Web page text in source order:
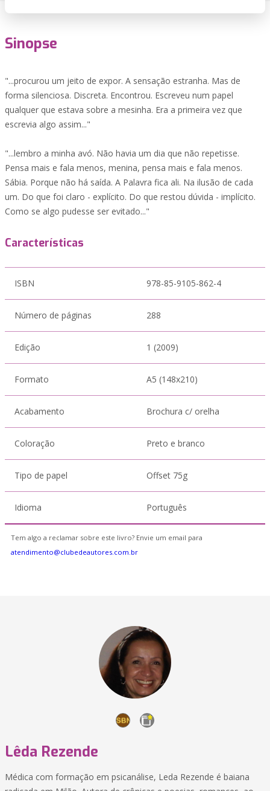
Sinopse
"...procurou um jeito de expor. A sensação estranha. Mas de
forma silenciosa. Discreta. Encontrou. Escreveu num papel
qualquer que estava sobre a mesinha. Era a primeira vez que
escrevia algo assim..."
"...lembro a minha avó. Não havia um dia que não repetisse.
Pensa mais e fala menos, menina, pensa mais e fala menos.
Sábia. Porque não há saída. A Palavra fica ali. Na ilusão de cada
um. Do que foi claro - explícito. Do que restou dúvida - implícito.
Como se algo pudesse ser evitado..."
Características
ISBN 978-85-9105-862-4
Número de páginas 288
Edição 1 (2009)
Formato A5 (148x210)
Acabamento Brochura c/ orelha
Coloração Preto e branco
Tipo de papel Offset 75g
Idioma Português
Tem algo a reclamar sobre este livro? Envie um email para
atendimento@clubedeautores.com.br
Lêda Rezende
Médica com formação em psicanálise, Leda Rezende é baiana